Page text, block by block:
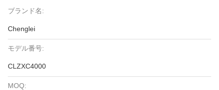
ブランド名:
Chenglei
モデル番号:
CLZXC4000
MOQ: